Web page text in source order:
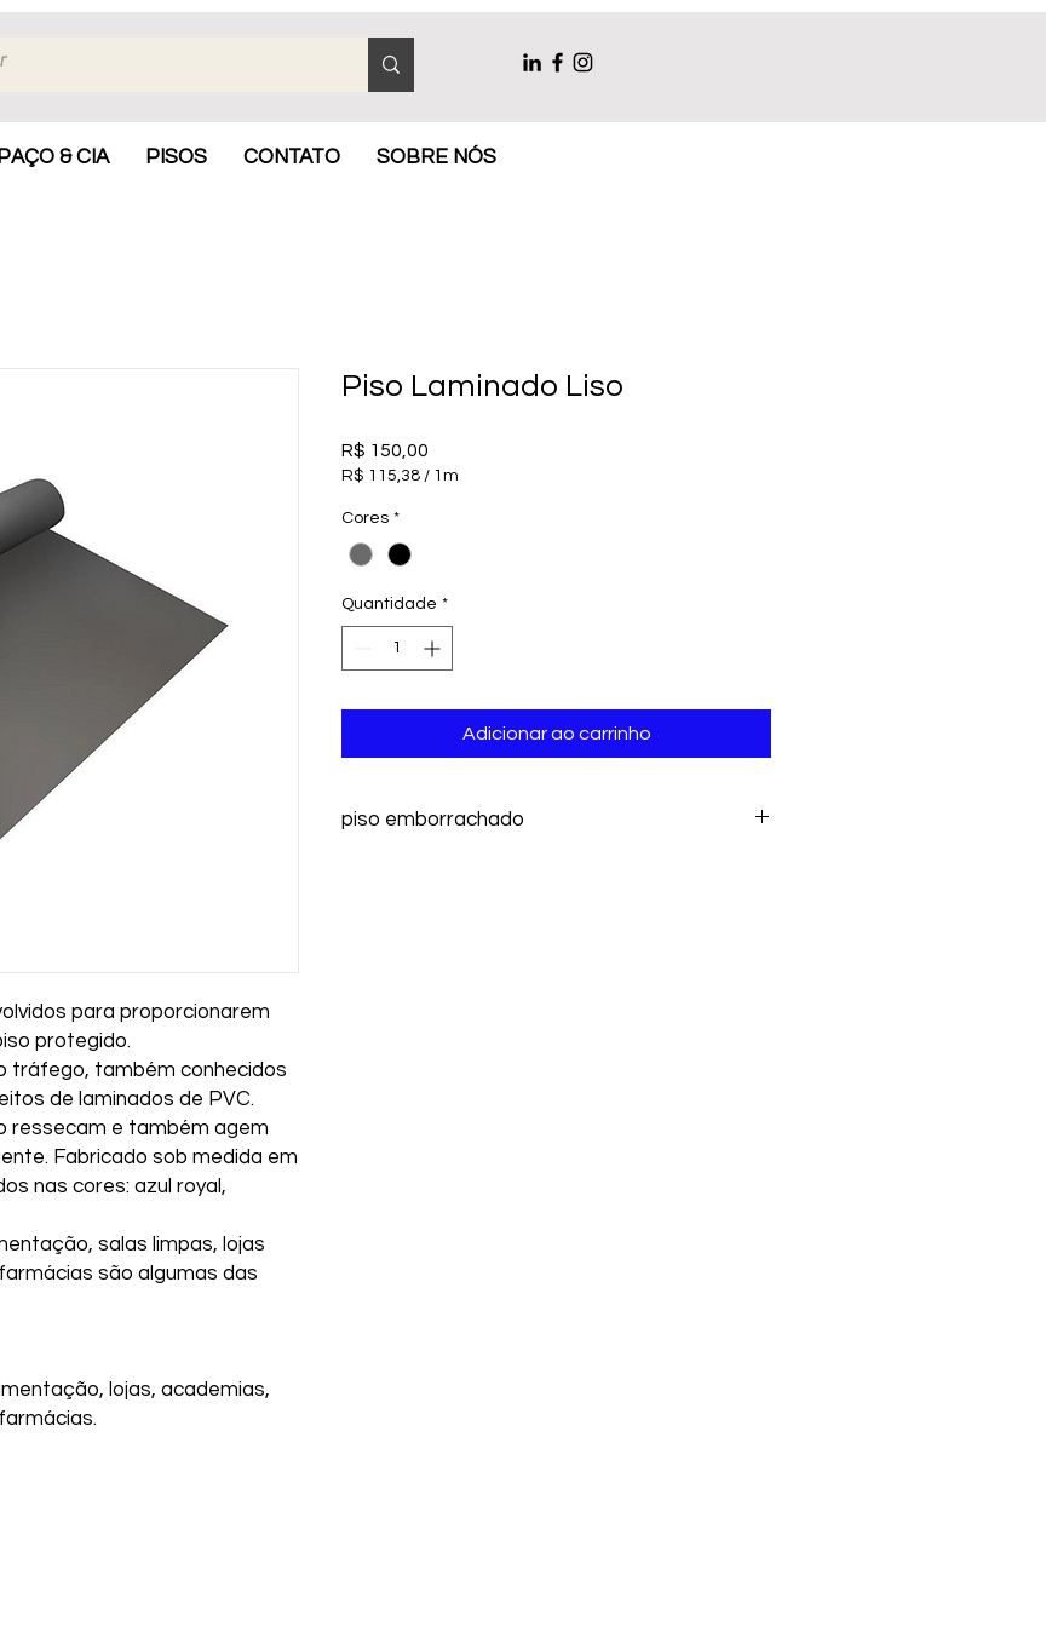
& CIA PISOS CONTATO SOBRE NÓS
para proporcionarem
protegido.
tráfego, também conhecidos
de laminados de PVC.
ressecam e também agem
Fabricado sob medida em
nas cores: azul royal,
salas limpas, lojas
são algumas das
lojas, academias,
Piso Laminado Liso
R$ 150,00
R$ 115,38 / 1m
por
1
metro
Cores *
Quantidade *
Adicionar ao carrinho
piso emborrachado